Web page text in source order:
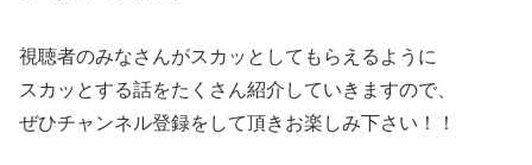
視聴者のみなさんがスカッとしてもらえるように
スカッとする話をたくさん紹介していきますので、
ぜひチャンネル登録をして頂きお楽しみ下さい！！